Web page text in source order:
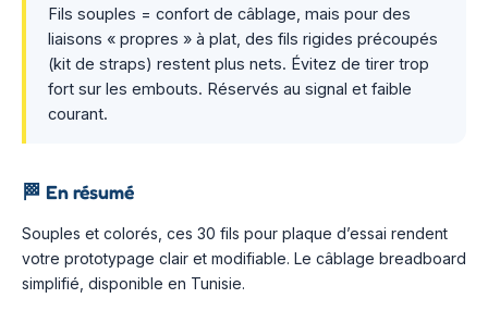
Fils souples = confort de câblage, mais pour des
liaisons « propres » à plat, des fils rigides précoupés
(kit de straps) restent plus nets. Évitez de tirer trop
fort sur les embouts. Réservés au signal et faible
courant.
🏁 En résumé
Souples et colorés, ces 30 fils pour plaque d’essai rendent
votre prototypage clair et modifiable. Le câblage breadboard
simplifié, disponible en Tunisie.